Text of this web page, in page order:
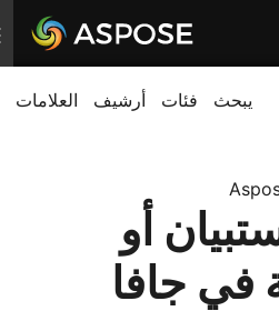
يبحث فئات أرشيف العلامات
أو
في جافا